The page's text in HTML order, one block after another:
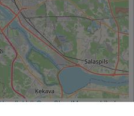
Leaflet|©OpenStreetMapcontributors